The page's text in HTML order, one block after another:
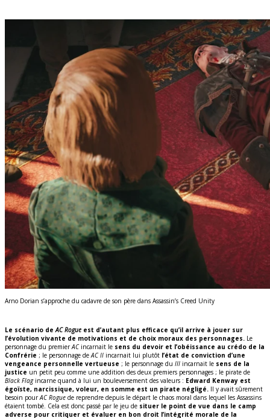
Arno Dorian s’approche du cadavre de son père dans Assassin’s Creed Unity
Le scénario deAC Rogue est d’autant plus efficace qu’il arrive à jouer sur
l’évolution vivante de motivations et de choix moraux des personnages. Le
personnage du premierACincarnait le sens du devoir et l’obéissance au crédo de la
Confrérie ; le personnage deAC II incarnait lui plutôt l’état de conviction d’une
vengeance personnelle vertueuse ; le personnage du III incarnait le sens de la
justice un petit peu comme une addition des deux premiers personnages ; le pirate de
Black Flagincarne quand à lui un bouleversement des valeurs : Edward Kenway est
égoïste, narcissique, voleur, en somme est un pirate négligé. Il y avait sûrement
besoin pourAC Rogue de reprendre depuis le départ le chaos moral dans lequel les Assassins
étaient tombé. Cela est donc passé par le jeu de situer le point de vue dans le camp
adverse pour critiquer et évaluer en bon droit l’intégrité morale de la